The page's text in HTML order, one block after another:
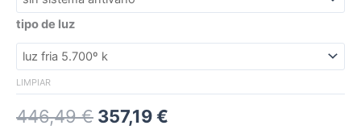
tipo de luz
LIMPIAR
446,49€ 357,19€